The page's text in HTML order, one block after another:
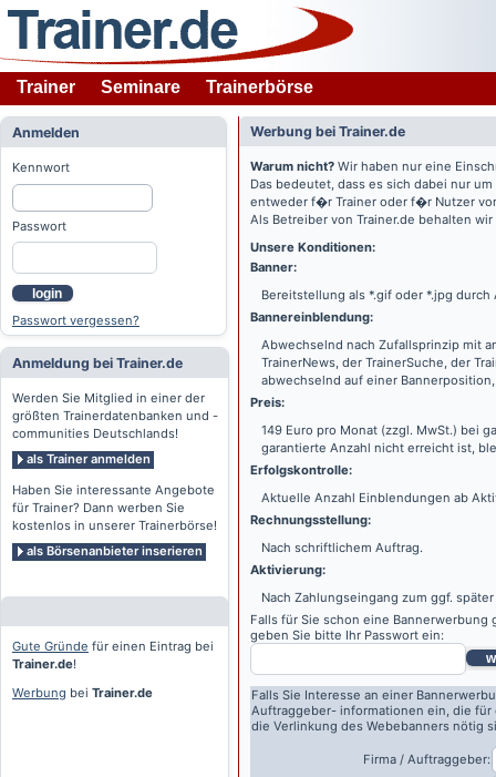
Trainer Seminare Trainerbörse
Anmelden
Kennwort
Passwort
login
Passwort vergessen?
Anmeldung bei Trainer.de
Werden Sie Mitglied in einer der
größten Trainerdatenbanken und -
communities Deutschlands!
als Trainer anmelden
Haben Sie interessante Angebote
für Trainer? Dann werben Sie
kostenlos in unserer Trainerbörse!
als Börsenanbieter inserieren
Gute Gründe für einen Eintrag bei
Trainer.de!
Werbung bei Trainer.de
Werbung bei Trainer.de
Warum nicht? Wir haben nur eine
Das bedeutet, dass es sich dabei nur
entweder f�r Trainer oder f�r Nutzer
Als Betreiber von Trainer.de behalten
Unsere Konditionen:
Banner:
Bereitstellung als *.gif oder *.jpg durch
Bannereinblendung:
Abwechselnd nach Zufallsprinzip mit
TrainerNews, der TrainerSuche, der
abwechselnd auf einer
Preis:
149 Euro pro Monat (zzgl. MwSt.) bei
garantierte Anzahl nicht erreicht ist,
Erfolgskontrolle:
Aktuelle Anzahl Einblendungen ab
Rechnungsstellung:
Nach schriftlichem Auftrag.
Aktivierung:
Nach Zahlungseingang zum ggf.
Falls für Sie schon eine Bannerwerbung
geben Sie bitte Ihr Passwort ein:
Falls Sie Interesse an einer
Auftraggeber- informationen ein, die
die Verlinkung des Webebanners nötig
Firma / Auftraggeber: